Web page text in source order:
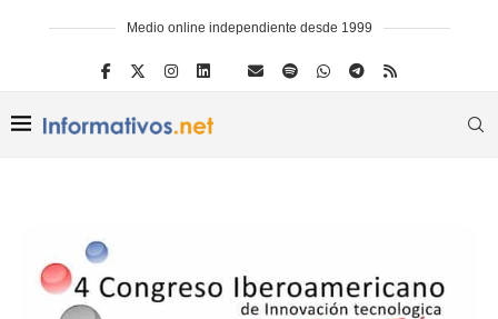
Medio online independiente desde 1999